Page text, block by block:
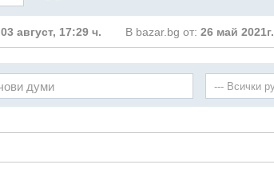
03 август, 17:29 ч. В bazar.bg от: 26 май 2021г.